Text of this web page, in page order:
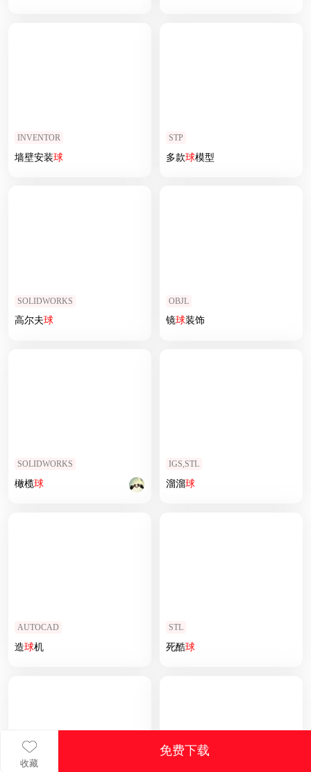
收藏
免费下载
INVENTOR
墙壁安装球
STP
多款球模型
SOLIDWORKS
高尔夫球
OBJL
镜球装饰
SOLIDWORKS
橄榄球
IGS,STL
溜溜球
AUTOCAD
造球机
STL
死酷球